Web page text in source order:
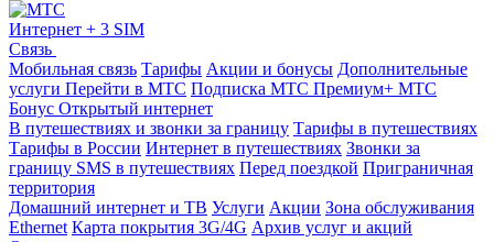
Интернет + 3 SIM
Связь
Мобильная связь Тарифы Акции и бонусы Дополнительные
услуги Перейти в МТС Подписка МТС Премиум+ МТС
Бонус Открытый интернет
В путешествиях и звонки за границу Тарифы в путешествиях
Тарифы в России Интернет в путешествиях Звонки за
границу SMS в путешествиях Перед поездкой Приграничная
территория
Домашний интернет и ТВ Услуги Акции Зона обслуживания
Ethernet Карта покрытия 3G/4G Архив услуг и акций